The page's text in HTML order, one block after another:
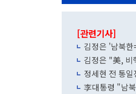
[관련기사]
김정은 '남북
김정은 "美, 비
정세현 전 통
李대통령 "남